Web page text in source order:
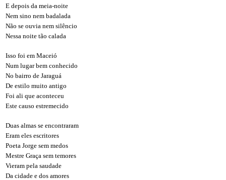
E depois da meia-noite
Nem sino nem badalada
Não se ouvia nem silêncio
Nessa noite tão calada
Isso foi em Maceió
Num lugar bem conhecido
No bairro de Jaraguá
De estilo muito antigo
Foi ali que aconteceu
Este causo estremecido
Duas almas se encontraram
Eram eles escritores
Poeta Jorge sem medos
Mestre Graça sem temores
Vieram pela saudade
Da cidade e dos amores